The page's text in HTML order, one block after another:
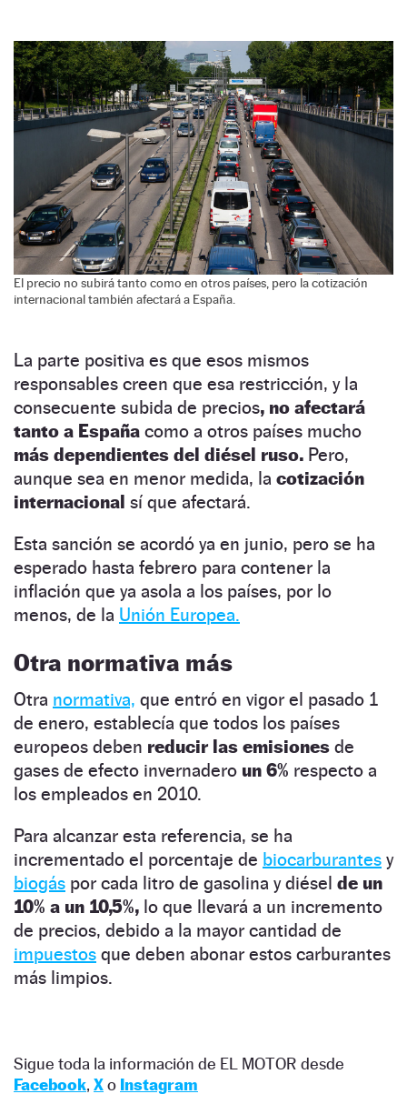
El precio no subirá tanto como en otros países, pero la cotización
internacional también afectará a España.
La parte positiva es que esos mismos
responsables creen que esa restricción, y la
consecuente subida de precios, no afectará
tanto a España como a otros países mucho
más dependientes del diésel ruso. Pero,
aunque sea en menor medida, la cotización
internacional sí que afectará.
Esta sanción se acordó ya en junio, pero se ha
esperado hasta febrero para contener la
inflación que ya asola a los países, por lo
menos, de la Unión Europea.
Otra normativa más
Otra normativa, que entró en vigor el pasado 1
de enero, establecía que todos los países
europeos deben reducir las emisiones de
gases de efecto invernadero un 6% respecto a
los empleados en 2010.
Para alcanzar esta referencia, se ha
incrementado el porcentaje de biocarburantes y
biogás por cada litro de gasolina y diésel de un
10% a un 10,5%, lo que llevará a un incremento
de precios, debido a la mayor cantidad de
impuestos que deben abonar estos carburantes
más limpios.
Sigue toda la información de EL MOTOR desde
Facebook, Xo Instagram